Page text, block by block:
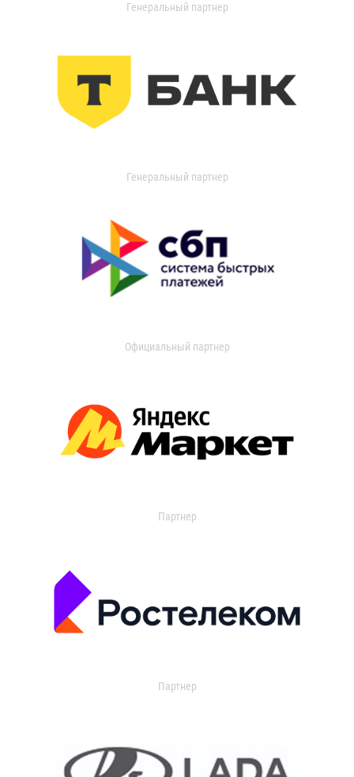
Генеральный партнер
Генеральный партнер
Официальный партнер
Партнер
Партнер